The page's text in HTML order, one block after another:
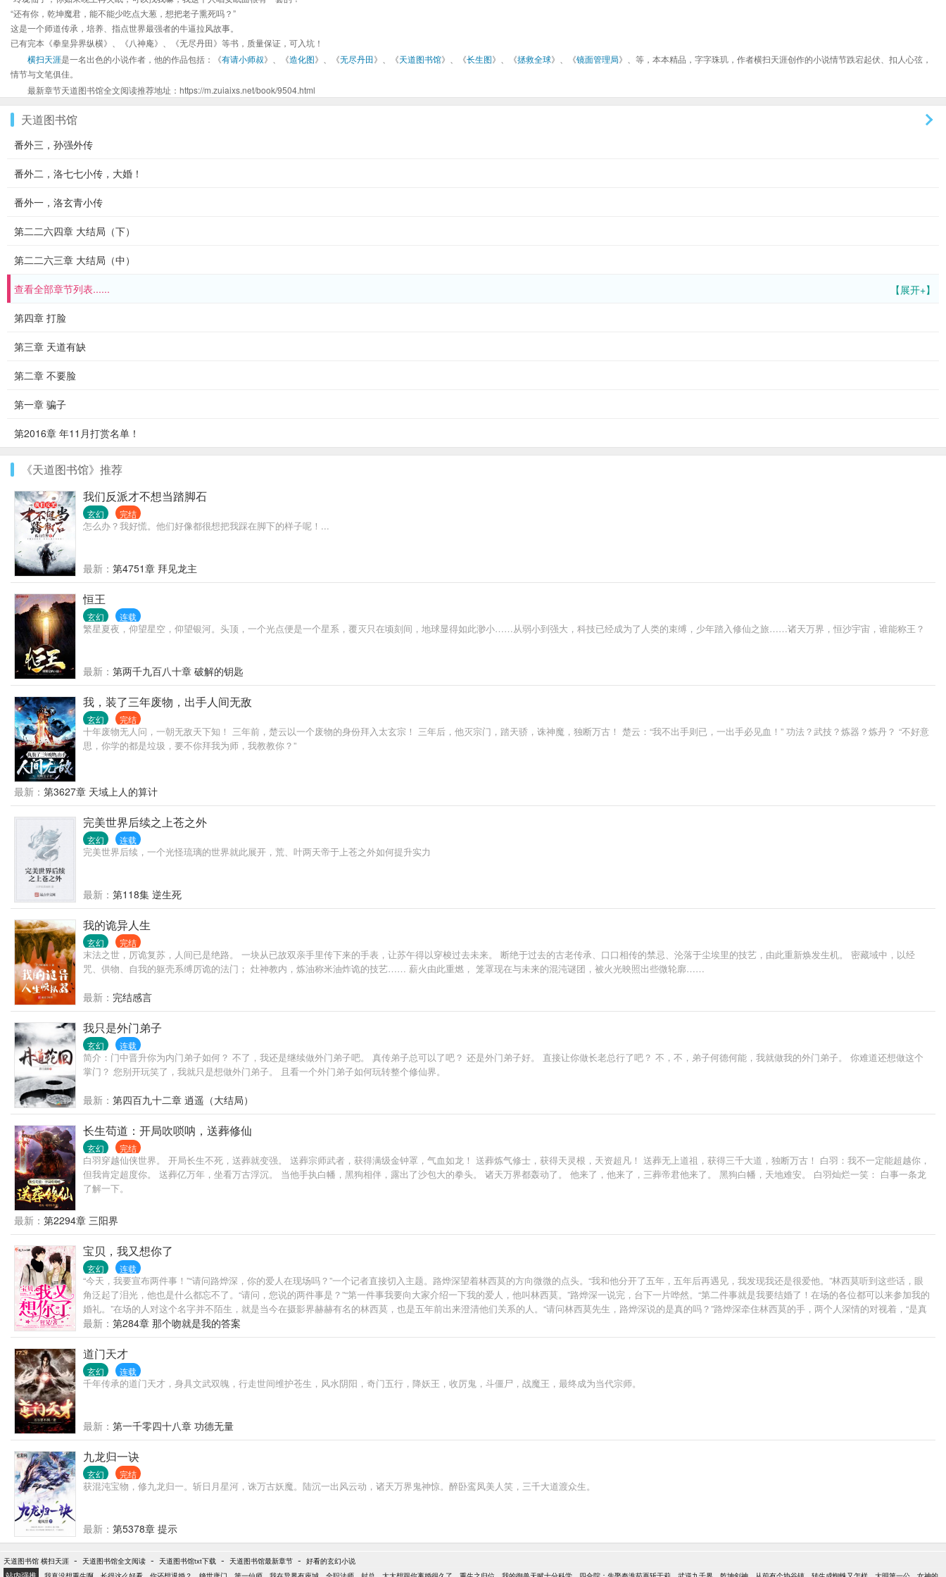
“还有你，乾坤魔君，能不能少吃点大葱，想把老子熏死吗？”
这是一个师道传承，培养、指点世界最强者的牛逼拉风故事。
已有完本《拳皇异界纵横》、《八神庵》、《无尽丹田》等书，质量保证，可入坑！
横扫天涯是一名出色的小说作者，他的作品包括：《有请小师叔》、《造化图》、《无尽丹田》、《天道图书馆》、《长生图》、《拯救全球》、《镜面管理局》、等，本本精品，字字珠玑，作者横扫天涯创作的小说情节跌宕起伏、扣人心弦，
情节与文笔俱佳。
最新章节天道图书馆全文阅读推荐地址：https://m.zuiaixs.net/book/9504.html
天道图书馆
番外三，孙强外传
番外二，洛七七小传，大婚！
番外一，洛玄青小传
第二二六四章 大结局（下）
第二二六三章 大结局（中）
【展开+】
查看全部章节列表......
第四章 打脸
第三章 天道有缺
第二章 不要脸
第一章 骗子
第2016章 年11月打赏名单！
《天道图书馆》推荐
我们反派才不想当踏脚石
玄幻 完结
怎么办？我好慌。他们好像都很想把我踩在脚下的样子呢！...
最新： 第4751章 拜见龙主
恒王
玄幻 连载
繁星夏夜，仰望星空，仰望银河。头顶，一个光点便是一个星系，覆灭只在顷刻间，地球显得如此渺小……从弱小到强大，科技已经成为了人类的束缚，少年踏入修仙之旅……诸天万界，恒沙宇宙，谁能称王？
最新： 第两千九百八十章 破解的钥匙
我，装了三年废物，出手人间无敌
玄幻 完结
十年废物无人问，一朝无敌天下知！ 三年前，楚云以一个废物的身份拜入太玄宗！ 三年后，他灭宗门，踏天骄，诛神魔，独断万古！ 楚云：“我不出手则已，一出手必见血！” 功法？武技？炼器？炼丹？ “不好意
思，你学的都是垃圾，要不你拜我为师，我教教你？”
最新： 第3627章 天域上人的算计
完美世界后续之上苍之外
玄幻 连载
完美世界后续，一个光怪琉璃的世界就此展开，荒、叶两天帝于上苍之外如何提升实力
最新： 第118集 逆生死
我的诡异人生
玄幻 完结
末法之世，厉诡复苏，人间已是绝路。 一块从已故双亲手里传下来的手表，让苏午得以穿梭过去未来。 断绝于过去的古老传承、口口相传的禁忌、沦落于尘埃里的技艺，由此重新焕发生机。 密藏域中，以经
咒、供物、自我的躯壳系缚厉诡的法门； 灶神教内，炼油称米油炸诡的技艺…… 薪火由此重燃， 笼罩现在与未来的混沌谜团，被火光映照出些微轮廓……
最新： 完结感言
我只是外门弟子
玄幻 连载
简介：门中晋升你为内门弟子如何？ 不了，我还是继续做外门弟子吧。 真传弟子总可以了吧？ 还是外门弟子好。 直接让你做长老总行了吧？ 不，不，弟子何德何能，我就做我的外门弟子。 你难道还想做这个
掌门？ 您别开玩笑了，我就只是想做外门弟子。 且看一个外门弟子如何玩转整个修仙界。
最新： 第四百九十二章 逍遥（大结局）
长生苟道：开局吹唢呐，送葬修仙
玄幻 完结
白羽穿越仙侠世界。 开局长生不死，送葬就变强。 送葬宗师武者，获得满级金钟罩，气血如龙！ 送葬炼气修士，获得天灵根，天资超凡！ 送葬无上道祖，获得三千大道，独断万古！ 白羽：我不一定能超越你，
但我肯定超度你。 送葬亿万年，坐看万古浮沉。 当他手执白幡，黑狗相伴，露出了沙包大的拳头。 诸天万界都轰动了。 他来了，他来了，三葬帝君他来了。 黑狗白幡，天地难安。 白羽灿烂一笑： 白事一条龙
了解一下。
最新： 第2294章 三阳界
宝贝，我又想你了
玄幻 连载
“今天，我要宣布两件事！”“请问路烨深，你的爱人在现场吗？”一个记者直接切入主题。路烨深望着林西莫的方向微微的点头。“我和他分开了五年，五年后再遇见，我发现我还是很爱他。”林西莫听到这些话，眼
角泛起了泪光，他也是什么都忘不了。“请问，您说的两件事是？”“第一件事我要向大家介绍一下我的爱人，他叫林西莫。”路烨深一说完，台下一片哗然。“第二件事就是我要结婚了！在场的各位都可以来参加我的
婚礼。”在场的人对这个名字并不陌生，就是当今在摄影界赫赫有名的林西莫，也是五年前出来澄清他们关系的人。“请问林西莫先生，路烨深说的是真的吗？”路烨深牵住林西莫的手，两个人深情的对视着，“是真
的。”
最新： 第284章 那个吻就是我的答案
道门天才
玄幻 连载
千年传承的道门天才，身具文武双魄，行走世间维护苍生，风水阴阳，奇门五行，降妖王，收厉鬼，斗僵尸，战魔王，最终成为当代宗师。
最新： 第一千零四十八章 功德无量
九龙归一诀
玄幻 完结
获混沌宝物，修九龙归一。斩日月星河，诛万古妖魔。陆沉一出风云动，诸天万界鬼神惊。醉卧鸾凤美人笑，三千大道渡众生。
最新： 第5378章 提示
天道图书馆 横扫天涯 - 天道图书馆全文阅读 - 天道图书馆txt下载 - 天道图书馆最新章节 - 好看的玄幻小说